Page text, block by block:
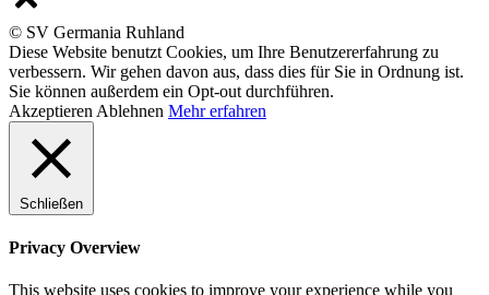
© SV Germania Ruhland
Diese Website benutzt Cookies, um Ihre Benutzererfahrung zu
verbessern. Wir gehen davon aus, dass dies für Sie in Ordnung ist.
Sie können außerdem ein Opt-out durchführen.
Akzeptieren Ablehnen Mehr erfahren
Schließen
Privacy Overview
This website uses cookies to improve your experience while you